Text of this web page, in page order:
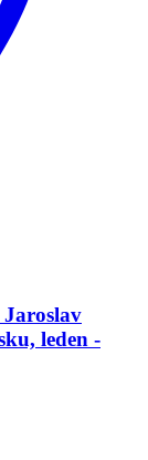
leden -